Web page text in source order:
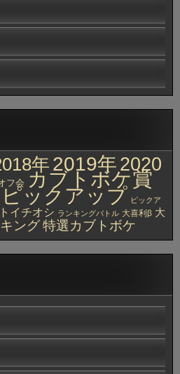
年 2019年2020
フ会 カブトボケ賞
ピックアップ ピックア
イチオシ ランキングバトル 大喜利β 大
ング特選カブトボケ